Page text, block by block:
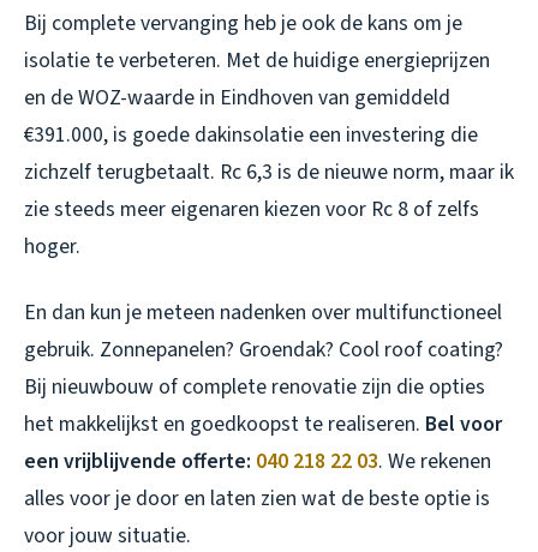
Bij complete vervanging heb je ook de kans om je
isolatie te verbeteren. Met de huidige energieprijzen
en de WOZ-waarde in Eindhoven van gemiddeld
€391.000, is goede dakinsolatie een investering die
zichzelf terugbetaalt. Rc 6,3 is de nieuwe norm, maar ik
zie steeds meer eigenaren kiezen voor Rc 8 of zelfs
hoger.
En dan kun je meteen nadenken over multifunctioneel
gebruik. Zonnepanelen? Groendak? Cool roof coating?
Bij nieuwbouw of complete renovatie zijn die opties
het makkelijkst en goedkoopst te realiseren. Bel voor
een vrijblijvende offerte: 040 218 22 03. We rekenen
alles voor je door en laten zien wat de beste optie is
voor jouw situatie.